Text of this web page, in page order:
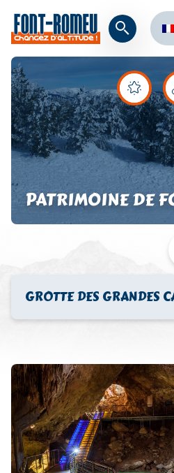
PATRIMOINE DE
GROTTE DES GRANDES